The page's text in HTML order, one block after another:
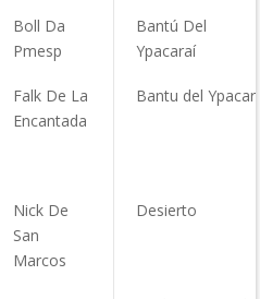
Boll Da
Pmesp
Bantú Del
Ypacaraí
Falk De La
Encantada
Bantu del
Nick De
San
Marcos
Desierto